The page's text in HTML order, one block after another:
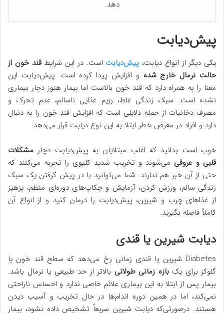
دهد.
پیش‌دیابت
یکی دیگر از انواع دیابت، پیش‌دیابت است. در این شرایطقند خون از
حالت نرمال خارج شده و افزایش پیدا کرده است. پیش‌دیابت این
معنا را به همراه دارد که قند خون بالاست اما بیمار هنوز دچار بیماری
نشده است. سبک زندگی غلط، رژیم غذایی ناسالم، عدم تحرک و
مصرف دخانیات از جمله دلایلی است که افزایش قند خون را به دنبال
دارد و افراد در معرض خطر ابتلا به این نوع دیابت قرار می‌دهد.
خوب است بدانید که اغلب مبتلایان به پیش‌دیابت دچار مشکلات
قلبی و عروقی می‌شوند و تخریب شدید کلیوی را تجربه می‌کنند که
حتی از آن خبر هم ندارند. شما می‌توانید با در پیش گرفتن یک سبک
زندگی سالم، ورزش کردن، آزمایش و چکاپ‌های دوره‌ای منظم، پزهیز
از غذاهای چرب و شیرین، پیش‌دیابت را درمان کنید و از انواع آن
کاملاً فاصله بگیرید.
دیابت شیرین یا قندی
Diabetes شیرین یا قندی زمانی رخ می‌دهد که سطح قند خون یا
گلوکز برای یکبازه زمانی طولانی بالاتر از حد طبیعی یا نرمال باشد.
بیمار پس از ابتلا به این بیماری علائم خاصی ندارد و احساس ناراحتی
نمی‌کند، اما در همین دوره اندام‌ها در حال تخریب و آسیب دیدن
هستند. درصورتی‌که دیابت شیرین سریعاً تشخیص داده نشود، بیمار